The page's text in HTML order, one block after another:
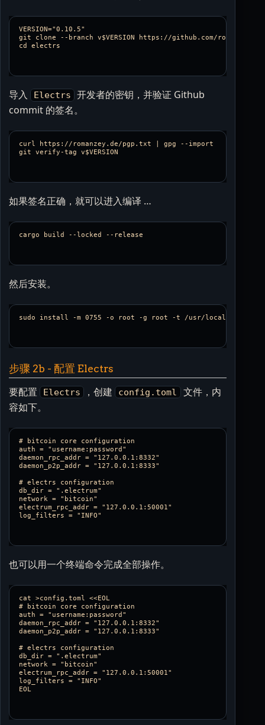
VERSION="0.10.5"
git clone --branch v$VERSION https://github.com/romanz/
导入 Electrs
开发者的密钥，并验证 Github
commit 的签名。
curl https://romanzey.de/pgp.txt | gpg --import
如果签名正确，就可以进入编译 …
然后安装。
步骤 2b - 配置 Electrs
要配置 Electrs ，创建 config.toml 文件，内
容如下。
# bitcoin core configuration
auth = "username:password"
daemon_rpc_addr = "127.0.0.1:8332"
daemon_p2p_addr = "127.0.0.1:8333"
# electrs configuration
db_dir = ".electrum"
network = "bitcoin"
electrum_rpc_addr = "127.0.0.1:50001"
也可以用一个终端命令完成全部操作。
cat >config.toml <<EOL
# bitcoin core configuration
auth = "username:password"
daemon_rpc_addr = "127.0.0.1:8332"
daemon_p2p_addr = "127.0.0.1:8333"
# electrs configuration
db_dir = ".electrum"
network = "bitcoin"
electrum_rpc_addr = "127.0.0.1:50001"
log_filters = "INFO"